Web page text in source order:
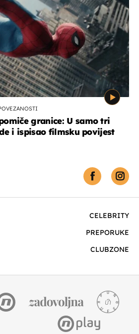
granice: U samo tri
i ispisao filmsku povijest
CELEBRITY
PREPORUKE
CLUBZONE